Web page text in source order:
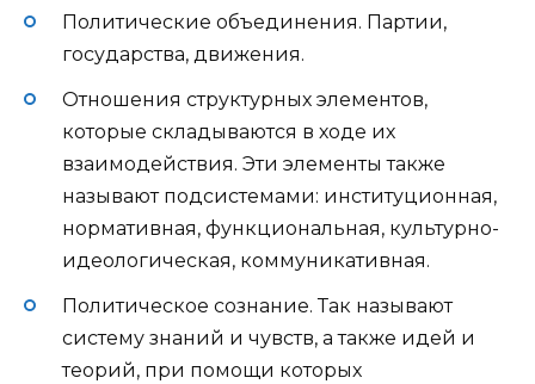
Политические объединения. Партии,
государства, движения.
Отношения структурных элементов,
которые складываются в ходе их
взаимодействия. Эти элементы также
называют подсистемами: институционная,
нормативная, функциональная, культурно-
идеологическая, коммуникативная.
Политическое сознание. Так называют
систему знаний и чувств, а также идей и
теорий, при помощи которых